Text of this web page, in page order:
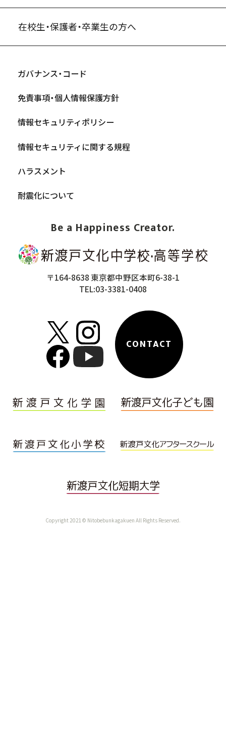
Be a Happiness Creator.
〒164-8638 東京都中野区本町6-38-1
TEL:03-3381-0408
CONTACT
在校生・保護者・卒業生の方へ
ガバナンス・コード
免責事項・個人情報保護方針
情報セキュリティポリシー
情報セキュリティに関する規程
ハラスメント
耐震化について
Copyright 2021© Nitobebunkagakuen All Rights Reserved.